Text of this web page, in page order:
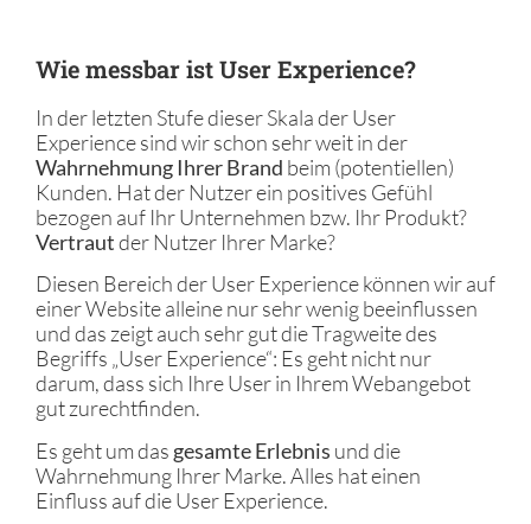
Wie messbar ist User Experience?
In der letzten Stufe dieser Skala der User
Experience sind wir schon sehr weit in der
Wahrnehmung Ihrer Brand beim (potentiellen)
Kunden. Hat der Nutzer ein positives Gefühl
bezogen auf Ihr Unternehmen bzw. Ihr Produkt?
Vertrautder Nutzer Ihrer Marke?
Diesen Bereich der User Experience können wir auf
einer Website alleine nur sehr wenig beeinflussen
und das zeigt auch sehr gut die Tragweite des
Begriffs „User Experience“: Es geht nicht nur
darum, dass sich Ihre User in Ihrem Webangebot
gut zurechtfinden.
Es geht um das gesamte Erlebnis und die
Wahrnehmung Ihrer Marke. Alles hat einen
Einfluss auf die User Experience.